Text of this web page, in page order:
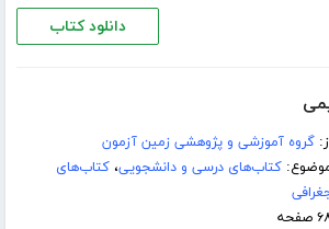
دانلود کتاب
گروه آموزشی و پژوهشی زمین آزمون
کتاب‌های درسی و دانشجویی،کتاب‌های